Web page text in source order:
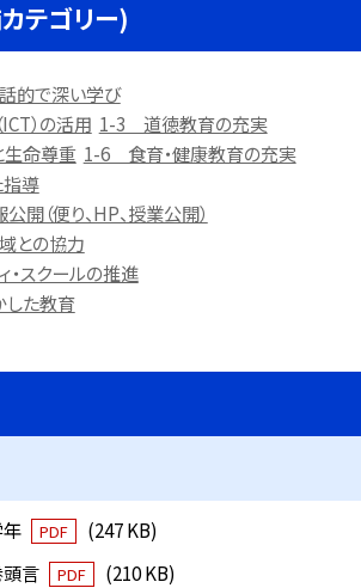
テゴリー)
的で深い学び
）の活用 1-3 道徳教育の充実
命尊重 1-6 食育・健康教育の充実
導
（便り、HP、授業公開）
との協力
スクールの推進
た教育
年 PDF
(247 KB)
頭言
PDF
(210 KB)